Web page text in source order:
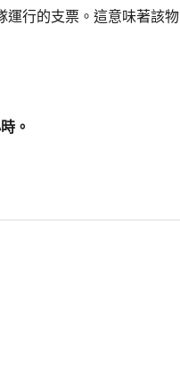
運行的支票。這意味著該物
。